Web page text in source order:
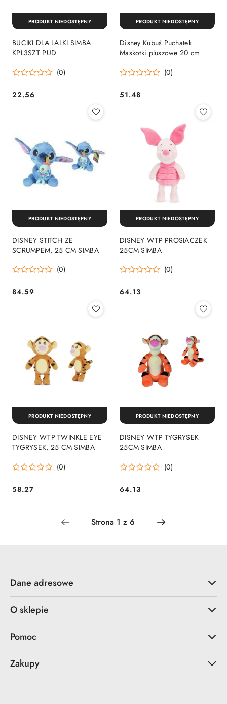
BUCIKI DLA LALKI SIMBA
KPL3SZT PUD
(0)
Cena:
22.56
PRODUKT NIEDOSTĘPNY
Disney Kubuś Puchatek
Maskotki pluszowe 20 cm
(0)
Cena:
51.48
PRODUKT NIEDOSTĘPNY
DISNEY STITCH ZE
SCRUMPEM, 25 CM SIMBA
(0)
Cena:
84.59
PRODUKT NIEDOSTĘPNY
DISNEY WTP PROSIACZEK
25CM SIMBA
(0)
Cena:
64.13
PRODUKT NIEDOSTĘPNY
DISNEY WTP TWINKLE EYE
TYGRYSEK, 25 CM SIMBA
(0)
Cena:
58.27
PRODUKT NIEDOSTĘPNY
DISNEY WTP TYGRYSEK
25CM SIMBA
(0)
Cena:
64.13
PRODUKT NIEDOSTĘPNY
Dane adresowe
O sklepie
Pomoc
Zakupy